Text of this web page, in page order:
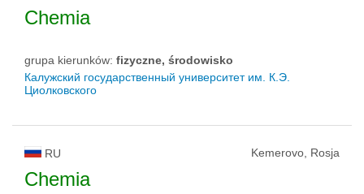
Chemia
grupa kierunków: fizyczne, środowisko
Калужский государственный университет им. К.Э.
Циолковского
RU Kemerovo, Rosja
Chemia